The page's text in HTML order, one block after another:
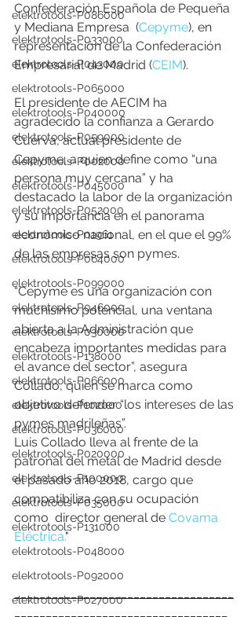
elektrotools-P086000
elektrotools-P033000
elektrotools-P043000
elektrotools-P065000
elektrotools-P040000
elektrotools-P059000
elektrotools-P002000
elektrotools-P045000
elektrotools-P052000
elektrotools-P01961
elektrotools-P064000
elektrotools-P099000
elektrotools-P046000
elektrotools-P030000
elektrotools-P138000
elektrotools-P066000
elektrotools-P102000
elektrotools-P036000
elektrotools-P020000
elektrotools-P100000
elektrotools-P035000
elektrotools-P131000
elektrotools-P048000
elektrotools-P092000
elektrotools-P027000
Confederación Española de Pequeña
y Mediana Empresa  (Cepyme), en
representación de la Confederación
Empresarial de Madrid (CEIM).
El presidente de AECIM ha
agradecido la confianza a Gerardo
Cuerva, actual presidente de
Cepyme, a quien define como “una
persona muy cercana” y ha
destacado la labor de la organización
y su importancia en el panorama
económico nacional, en el que el 99%
de las empresas son pymes.
“Cepyme es una organización con
muchísimo potencial, una ventana
abierta a la Administración que
encabeza importantes medidas para
el avance del sector”, asegura
Collado, quien se marca como
objetivo defender “los intereses de las
pymes madrileñas”.
Luis Collado lleva al frente de la
patronal del metal de Madrid desde
el pasado año 2018, cargo que
compatibiliza con su ocupación
como  director general de Covama
Eléctrica."
___________________________________